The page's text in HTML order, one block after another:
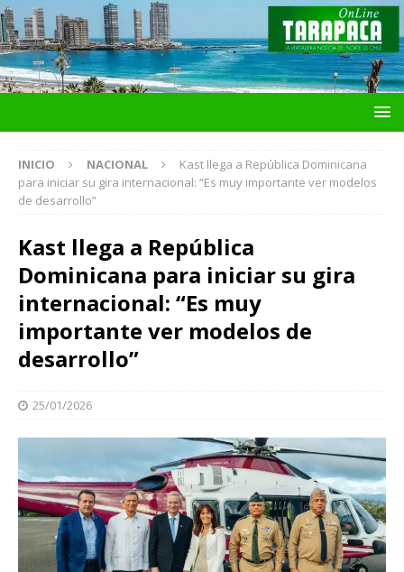
INICIO NACIONAL
Kast llega a República Dominicana
para iniciar su gira internacional: “Es muy importante ver modelos
de desarrollo”
Kast llega a República
Dominicana para iniciar su gira
internacional: “Es muy
importante ver modelos de
desarrollo”
25/01/2026